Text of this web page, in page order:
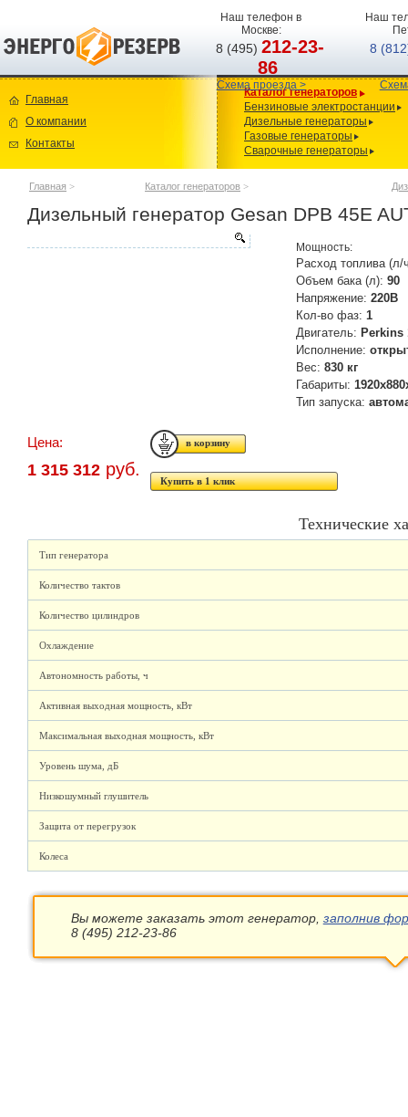
Наш телефон в
Москве:
8 (495)212-23-
86
Схема проезда >
Наш
8
Главная
О компании
Контакты
Каталог генераторов
Бензиновые электростанции
Дизельные генераторы
Газовые генераторы
Сварочные генераторы
Главная > Каталог генераторов >
Дизельный генератор Gesan DPB 45E
Мощность:
Расход топлива
Объем бака (л): 90
Напряжение: 220В
Кол-во фаз: 1
Двигатель: Perkins
Исполнение:
Вес: 830 кг
Габариты:
Тип запуска:
Цена:
1 315 312 руб.
Купить в 1 клик
Технические
Тип генератора
Количество тактов
Количество цилиндров
Охлаждение
Автономность работы, ч
Активная выходная мощность, кВт
Максимальная выходная мощность, кВт
Уровень шума, дБ
Низкошумный глушитель
Защита от перегрузок
Колеса
Вы можете заказать этот генератор, заполнив
8 (495) 212-23-86